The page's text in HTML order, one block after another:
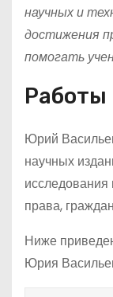
научных и
достижения
помогать
Работы
Юрий
научных
права,
Ниже
Юрия